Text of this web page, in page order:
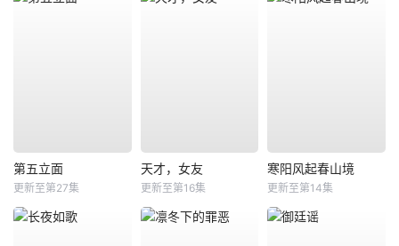
第五立面
更新至第27集
天才，女友
更新至第16集
寒阳风起春山境
更新至第14集